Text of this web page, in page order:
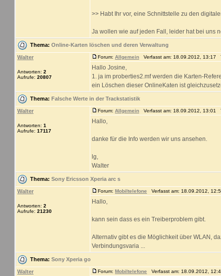
>> Habt Ihr vor, eine Schnittstelle zu den
Ja wollen wie auf jeden Fall, leider hat bei uns
Thema: Online-Karten löschen und deren Verwaltung
Walter
Antworten: 2
Aufrufe: 20807
Forum: Allgemein Verfasst am: 18.09.2012, 13:17
Hallo Josine,
1. ja im proberties2.mf werden die Karten-
ein Löschen dieser OnlineKaten ist
Thema: Falsche Werte in der Trackstatistik
Walter
Antworten: 1
Aufrufe: 17117
Forum: Allgemein Verfasst am: 18.09.2012, 13:01
Hallo,
danke für die Info werden wir uns ansehen.
lg,
Walter
Thema: Sony Ericsson Xperia arc s
Walter
Antworten: 2
Aufrufe: 21230
Forum: Mobiltelefone Verfasst am: 18.09.2012,
Hallo,
kann sein dass es ein Treiberproblem gibt.
Alternativ gibt es die Möglichkeit über WLAN,
Verbindungsvaria ...
Thema: Sony Xperia go
Walter Forum: Mobiltelefone Verfasst am: 18.09.2012,